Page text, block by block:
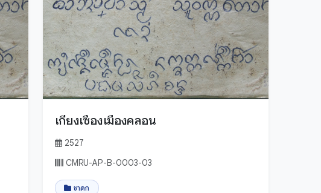
เกียงเซืองเมืองคลอน
2527
CMRU-AP-B-0003-03
ชาดก